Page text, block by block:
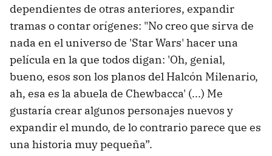
dependientes de otras anteriores, expandir
tramas o contar orígenes: "No creo que sirva de
nada en el universo de 'Star Wars' hacer una
película en la que todos digan: 'Oh, genial,
bueno, esos son los planos del Halcón Milenario,
ah, esa es la abuela de Chewbacca' (...) Me
gustaría crear algunos personajes nuevos y
expandir el mundo, de lo contrario parece que es
una historia muy pequeña”.